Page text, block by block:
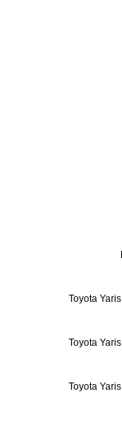
Toyota
Toyota
Toyota